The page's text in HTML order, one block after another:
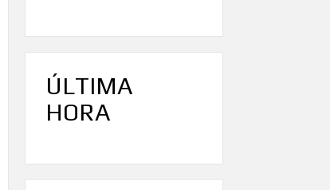
ÚLTIMA
HORA